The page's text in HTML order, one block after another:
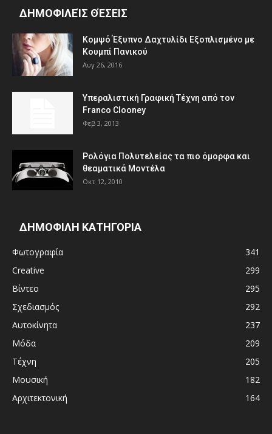
ΔΗΜΟΦΙΛΕΊΣ ΘΈΣΕΙΣ
Κομψό Έξυπνο Δαχτυλίδι Εξοπλισμένο με
Κουμπί Πανικού
Αυγ 26, 2016
Υπεραλιστική Γραφική Τέχνη από τον
Franco Clooney
Φεβ 3, 2013
Ρολόγια Πολυτελείας τα πιο όμορφα και
θεαματικά Μοντέλα
Οκτ 12, 2010
ΔΗΜΟΦΙΛΗ ΚΑΤΗΓΟΡΙΑ
Φωτογραφία
341
Creative
299
Βίντεο
295
Σχεδιασμός
292
Αυτοκίνητα
237
Μόδα
209
Τέχνη
205
Μουσική
182
Αρχιτεκτονική
164